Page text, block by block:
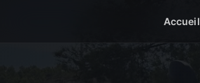
Accueil